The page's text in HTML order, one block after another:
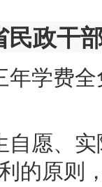
政干
年学费
自愿、
的原则